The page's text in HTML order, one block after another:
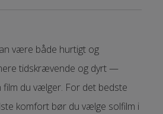
være både hurtigt og
tidskrævende og dyrt —
du vælger. For det bedste
komfort bør du vælge solfilm i